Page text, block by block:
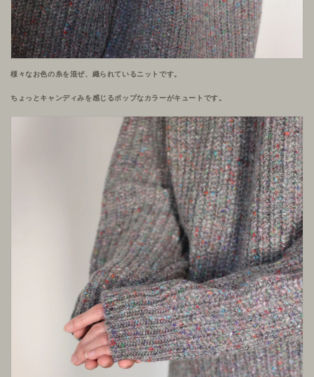
様々なお色の糸を混ぜ、織られているニットです。
ちょっとキャンディみを感じるポップなカラーがキュートです。